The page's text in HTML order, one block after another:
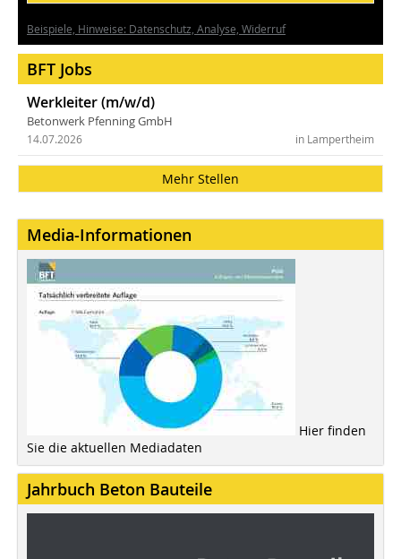
Beispiele, Hinweise: Datenschutz, Analyse, Widerruf
BFT Jobs
Werkleiter (m/w/d)
Betonwerk Pfenning GmbH
in Lampertheim
14.07.2026
Mehr Stellen
Media-Informationen
Hier finden
Sie die aktuellen Mediadaten
Jahrbuch Beton Bauteile